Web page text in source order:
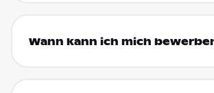
Wann kann ich mich